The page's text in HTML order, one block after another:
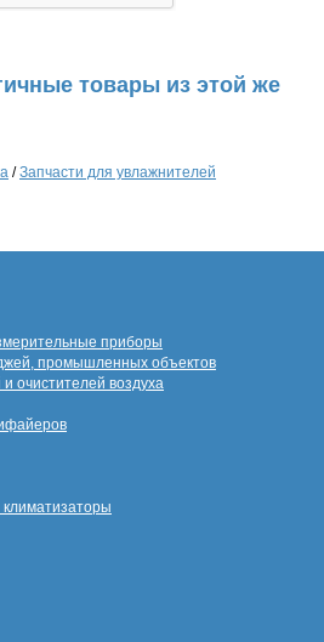
товары из этой же
/Запчасти для увлажнителей
приборы
промышленных объектов
очистителей воздуха
климатизаторы